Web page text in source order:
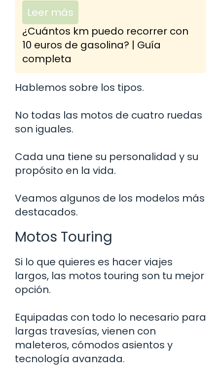
Leer más
¿Cuántos km puedo recorrer con
10 euros de gasolina? | Guía
completa
Hablemos sobre los tipos.
No todas las motos de cuatro ruedas
son iguales.
Cada una tiene su personalidad y su
propósito en la vida.
Veamos algunos de los modelos más
destacados.
Motos Touring
Si lo que quieres es hacer viajes
largos, las motos touring son tu mejor
opción.
Equipadas con todo lo necesario para
largas travesías, vienen con
maleteros, cómodos asientos y
tecnología avanzada.